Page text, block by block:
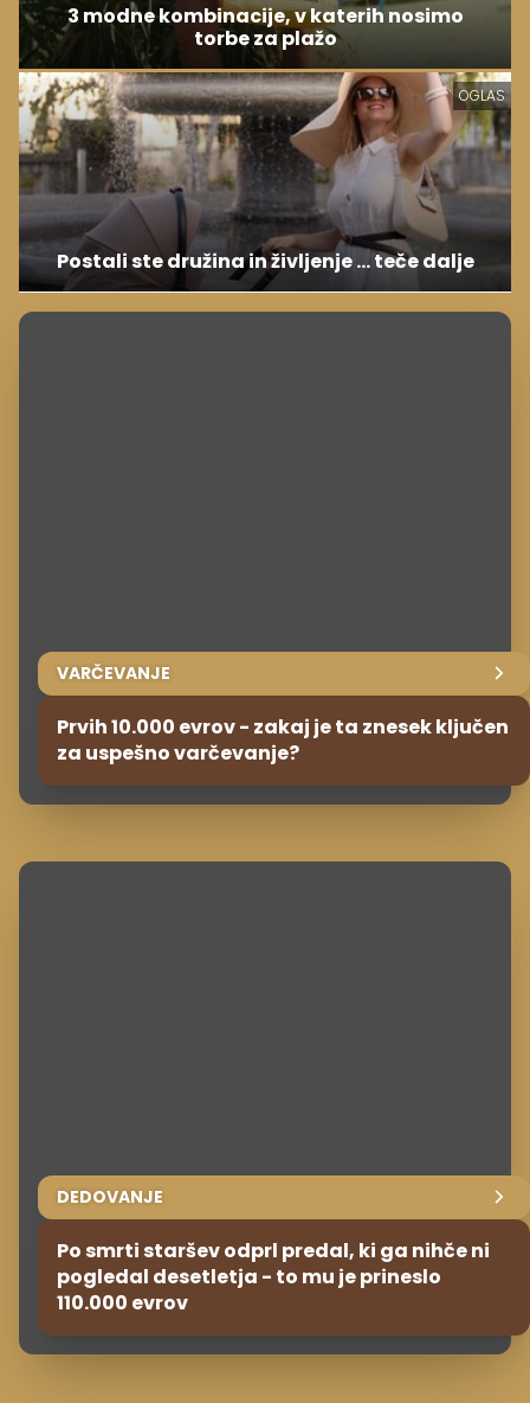
3 modne kombinacije, v katerih nosimo
torbe za plažo
OGLAS
Postali ste družina in življenje ... teče dalje
VARČEVANJE
Prvih 10.000 evrov - zakaj je ta znesek ključen
za uspešno varčevanje?
DEDOVANJE
Po smrti staršev odprl predal, ki ga nihče ni
pogledal desetletja - to mu je prineslo
110.000 evrov